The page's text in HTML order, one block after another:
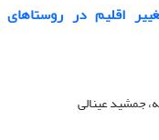
اقلیم در روستاهای
جمشید عینالی